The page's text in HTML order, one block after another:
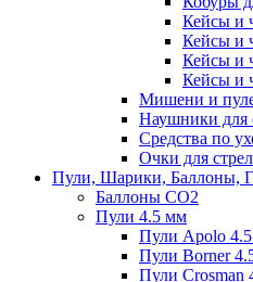
Кейсы и
Кейсы и
Кейсы и
Кейсы и
Мишени и
Наушники для
Средства по
Очки для
Пули, Шарики, Баллоны,
Баллоны CO2
Пули 4.5 мм
Пули Apolo
Пули Borner
Пули Crosman